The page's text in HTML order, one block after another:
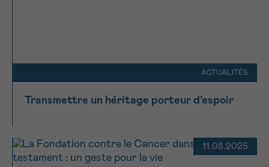
ACTUALITÉS
Transmettre un héritage porteur d’espoir
11.08.2025